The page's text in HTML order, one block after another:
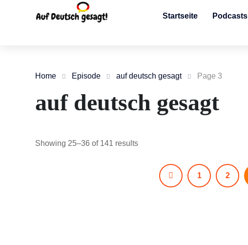
Startseite Podcasts
Home Episode auf deutsch gesagt Page 3
auf deutsch gesagt
Showing 25–36 of 141 results
1 2